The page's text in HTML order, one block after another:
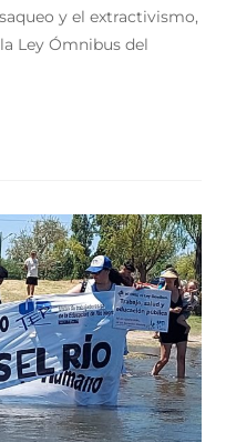
y el extractivismo,
Ley Ómnibus del